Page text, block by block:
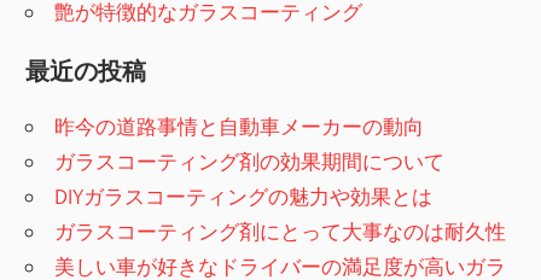
艶が特徴的なガラスコーティング
最近の投稿
昨今の道路事情と自動車メーカーの動向
ガラスコーティング剤の効果期間について
DIYガラスコーティングの魅力や効果とは
ガラスコーティング剤にとって大事なのは耐久性
美しい車が好きなドライバーの満足度が高いガラ